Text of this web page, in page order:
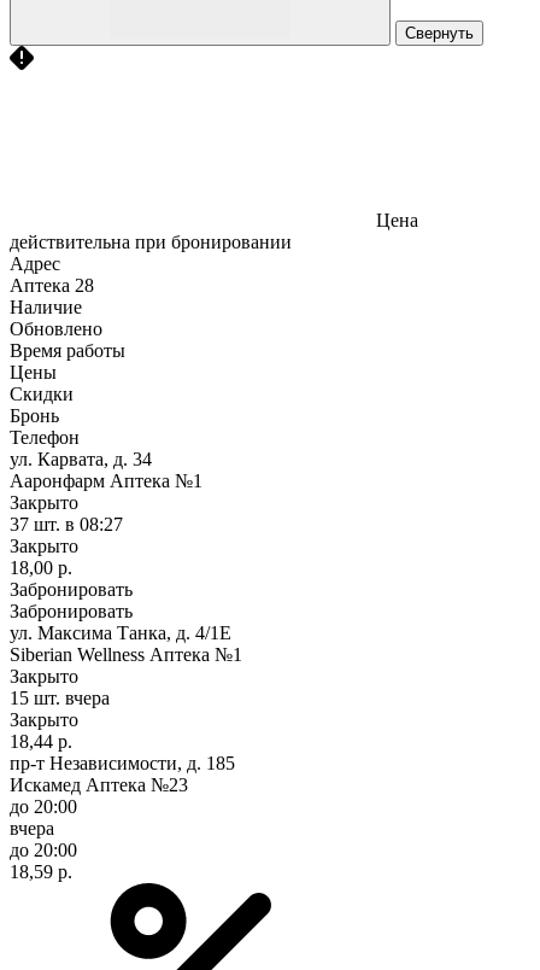
Свернуть
Цена
действительна при бронировании
Адрес
Аптека 28
Наличие
Обновлено
Время работы
Цены
Скидки
Бронь
Телефон
ул. Карвата, д. 34
Ааронфарм Аптека №1
Закрыто
37 шт. в 08:27
Закрыто
18,00 р.
Забронировать
Забронировать
ул. Максима Танка, д. 4/1Е
Siberian Wellness Аптека №1
Закрыто
15 шт. вчера
Закрыто
18,44 р.
пр-т Независимости, д. 185
Искамед Аптека №23
до 20:00
вчера
до 20:00
18,59 р.